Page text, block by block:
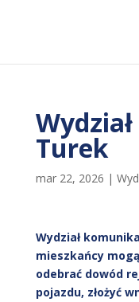
Turek
mar 22, 2026 |
Wydział
mieszkańcy
odebrać dowód
pojazdu, złożyć